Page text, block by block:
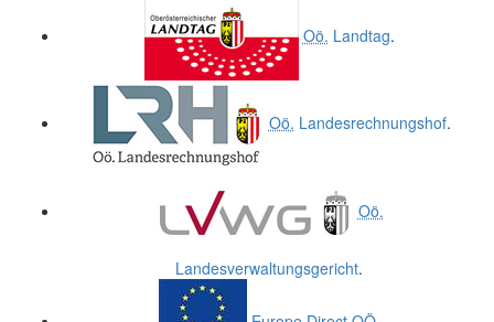
Oö. Landtag.
Oö. Landesrechnungshof.
Oö.
Landesverwaltungsgericht.